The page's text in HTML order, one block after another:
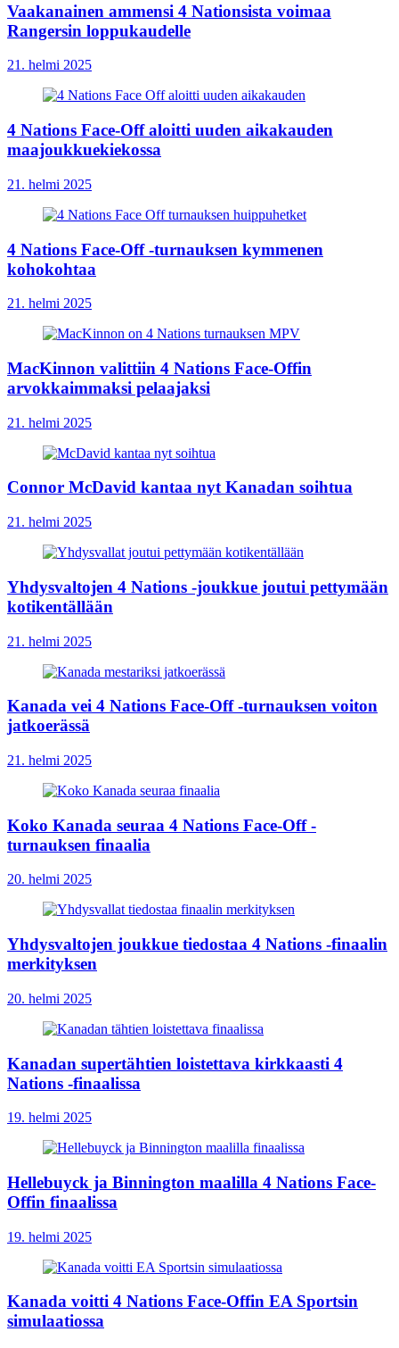
Vaakanainen ammensi 4 Nationsista voimaa
Rangersin loppukaudelle
21. helmi 2025
4 Nations Face-Off aloitti uuden aikakauden
maajoukkuekiekossa
21. helmi 2025
4 Nations Face-Off -turnauksen kymmenen
kohokohtaa
21. helmi 2025
MacKinnon valittiin 4 Nations Face-Offin
arvokkaimmaksi pelaajaksi
21. helmi 2025
Connor McDavid kantaa nyt Kanadan soihtua
21. helmi 2025
Yhdysvaltojen 4 Nations -joukkue joutui pettymään
kotikentällään
21. helmi 2025
Kanada vei 4 Nations Face-Off -turnauksen voiton
jatkoerässä
21. helmi 2025
Koko Kanada seuraa 4 Nations Face-Off -
turnauksen finaalia
20. helmi 2025
Yhdysvaltojen joukkue tiedostaa 4 Nations -finaalin
merkityksen
20. helmi 2025
Kanadan supertähtien loistettava kirkkaasti 4
Nations -finaalissa
19. helmi 2025
Hellebuyck ja Binnington maalilla 4 Nations Face-
Offin finaalissa
19. helmi 2025
Kanada voitti 4 Nations Face-Offin EA Sportsin
simulaatiossa